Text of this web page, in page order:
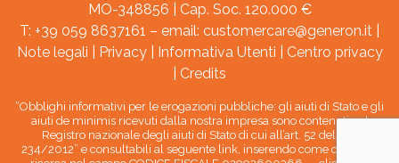
MO-348856 | Cap. Soc. 120.000 €
T: +39 059 8637161 – email: customercare@generon.it
Note legali
Privacy| Informativa Utenti
Centro privacy
Credits
“Obblighi informativi per le erogazioni pubbliche: gli aiuti di Stato e gli
aiuti de minimis ricevuti dalla nostra impresa sono contenuti nel
Registro nazionale degli aiuti di Stato di cui all’art. 52 della L.
234/2012” e consultabili al seguente link, inserendo come chiave di